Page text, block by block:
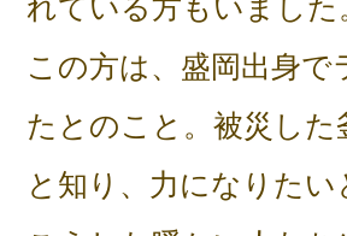
れている方もいました
この方は、盛岡出身
たとのこと。被災し
と知り、力になりた